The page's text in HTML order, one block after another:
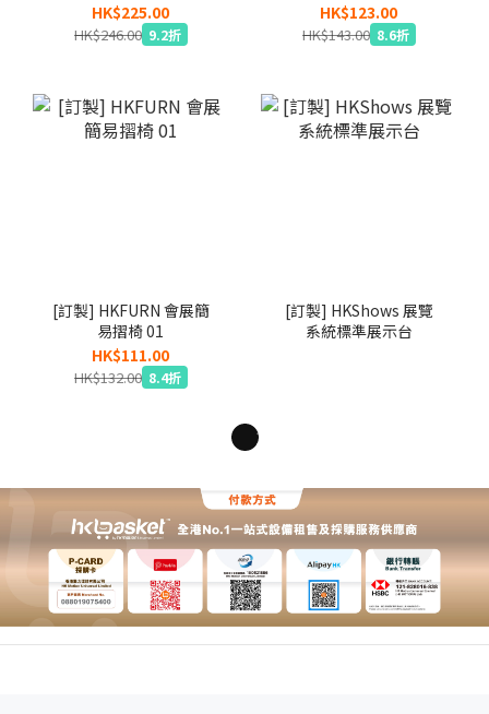
HK$225.00
HK$246.00 9.2折
HK$123.00
HK$143.00 8.6折
[訂製] HKFURN 會展簡
易摺椅 01
HK$111.00
HK$132.00 8.4折
[訂製] HKShows 展覽
系統標準展示台
1